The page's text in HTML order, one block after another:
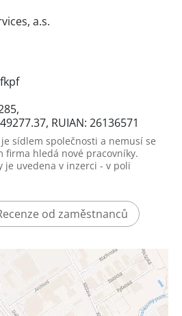
a.s.
RUIAN: 26136571
sídlem společnosti a nemusí se
firma hledá nové pracovníky.
je uvedena v inzerci - v poli
od zaměstnanců